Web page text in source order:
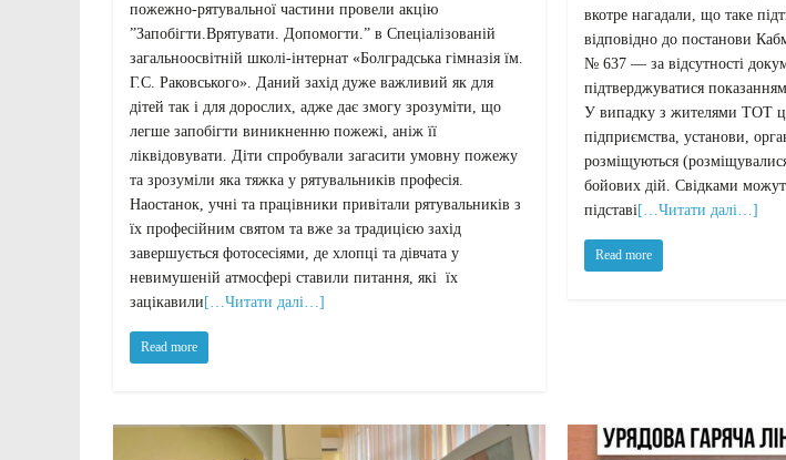
пожежно-рятувальної частини провели акцію
”Запобігти.Врятувати. Допомогти.” в Спеціалізованій
загальноосвітній школі-інтернат «Болградська гімназія їм.
Г.С. Раковського». Даний захід дуже важливий як для
дітей так і для дорослих, адже дає змогу зрозуміти, що
легше запобігти виникненню пожежі, аніж її
ліквідовувати. Діти спробували загасити умовну пожежу
та зрозуміли яка тяжка у рятувальників професія.
Наостанок, учні та працівники привітали рятувальників з
їх професійним святом та вже за традицією захід
завершується фотосесіями, де хлопці та дівчата у
невимушеній атмосфері ставили питання, які їх
зацікавили […Читати далі…]
Read more
вкотре нагадали, що таке
відповідно до постанови
№ 637 — за відсутності
підтверджуватися
У випадку з жителями ТОТ
підприємства, установи,
розміщуються
бойових дій. Свідками
підставі […Читати далі…]
Read more